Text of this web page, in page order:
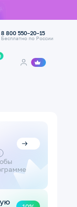
8 800 550–20–15
Бесплатно по России